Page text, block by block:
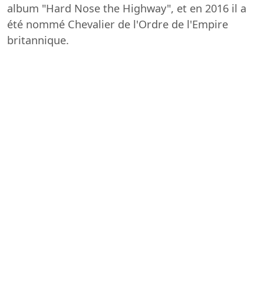
album "Hard Nose the Highway", et en 2016 il a
été nommé Chevalier de l'Ordre de l'Empire
britannique.